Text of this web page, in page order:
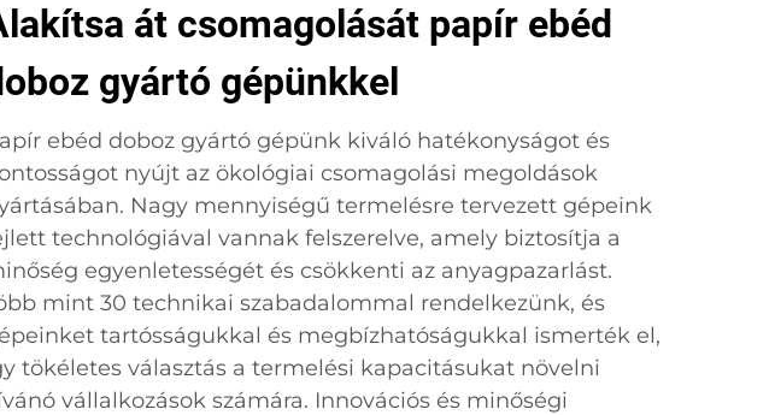
át csomagolását papír ebéd
gyártó gépünkkel
ebéd doboz gyártó gépünk kiváló hatékonyságot és
nyújt az ökológiai csomagolási megoldások
Nagy mennyiségű termelésre tervezett gépeink
technológiával vannak felszerelve, amely biztosítja a
egyenletességét és csökkenti az anyagpazarlást.
mint 30 technikai szabadalommal rendelkezünk, és
tartósságukkal és megbízhatóságukkal ismerték el,
tökéletes választás a termelési kapacitásukat növelni
vállalkozások számára. Innovációs és minőségi